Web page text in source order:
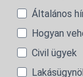
Általános
Hogyan
Civil ügyek